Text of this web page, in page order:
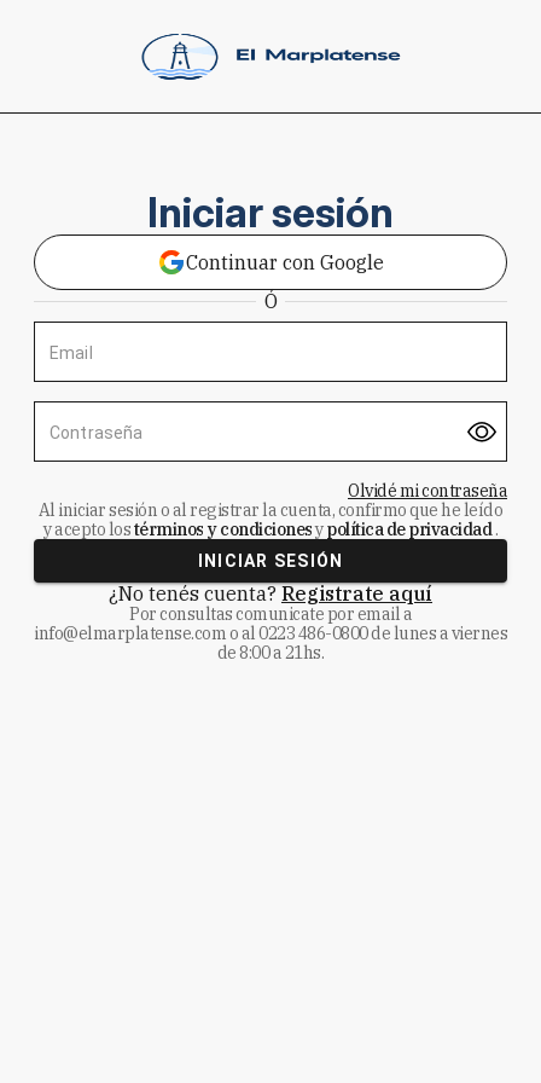
Iniciar sesión
Continuar con Google
Ó
Email
Contraseña
Olvidé mi contraseña
Al iniciar sesión o al registrar la cuenta, confirmo que he leído
y acepto lostérminos y condicionesypolítica de privacidad.
INICIAR SESIÓN
¿No tenés cuenta? Registrate aquí
Por consultas comunicate por email a
info@elmarplatense.como al0223 486-0800de lunes a viernes
de 8:00 a 21hs.